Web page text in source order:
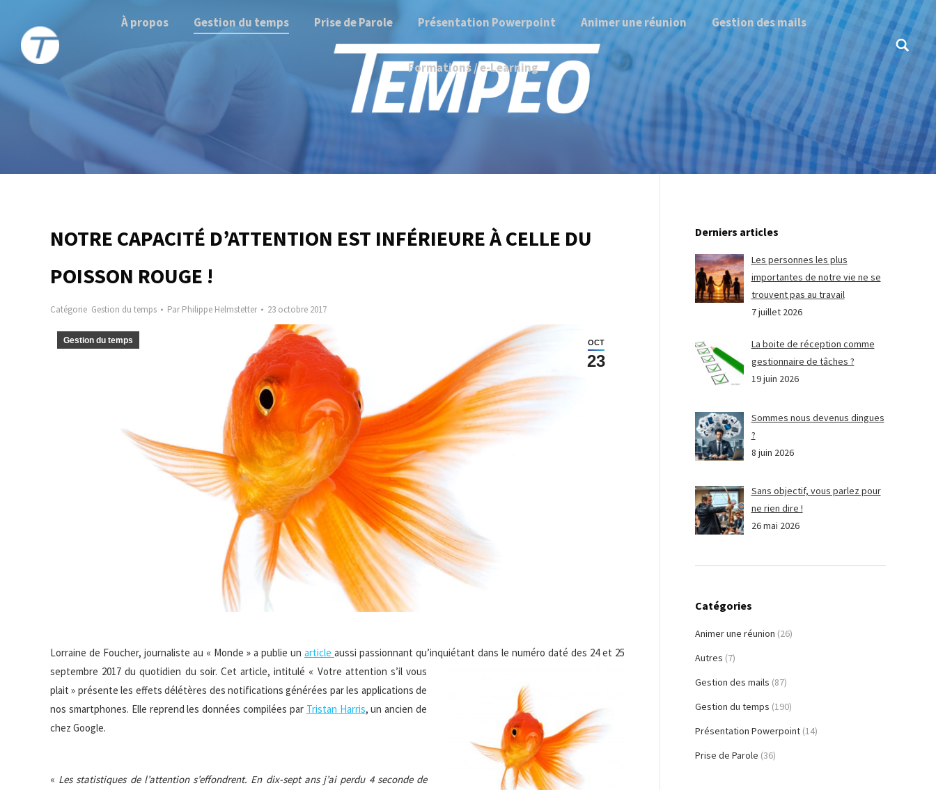
À propos Gestion du temps Prise de Parole Présentation Powerpoint Animer une réunion Gestion des mails
Formations / e-Learning
Search:
NOTRE CAPACITÉ D’ATTENTION EST INFÉRIEURE À CELLE DU
POISSON ROUGE !
Catégorie Gestion du temps ParPhilippe Helmstetter 23 octobre 2017
OCT
23
Gestion du temps
Lorraine de Foucher, journaliste au « Monde » a publie un article aussi passionnant qu’inquiétant dans le numéro daté des 24 et 25
septembre 2017 du quotidien du soir. Cet article, intitulé « Votre attention s’il vous
plait » présente les effets délétères des notifications générées par les applications de
nos smartphones. Elle reprend les données compilées par Tristan Harris, un ancien de
chez Google.
« Les statistiques de l’attention s’effondrent. En dix-sept ans j’ai perdu 4 seconde de
Derniers articles
Les personnes les plus
importantes de notre vie ne se
trouvent pas au travail
7 juillet 2026
La boite de réception comme
gestionnaire de tâches ?
19 juin 2026
Sommes nous devenus dingues
?
8 juin 2026
Sans objectif, vous parlez pour
ne rien dire !
26 mai 2026
Catégories
Animer une réunion (26)
Autres (7)
Gestion des mails (87)
Gestion du temps (190)
Présentation Powerpoint (14)
Prise de Parole (36)